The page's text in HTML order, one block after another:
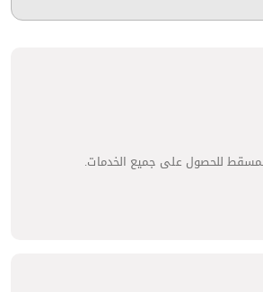
بمسقط للحصول على جميع الخدمات.